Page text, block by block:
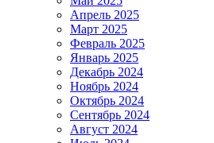
Апрель 2025
Март 2025
Февраль 2025
Январь 2025
Декабрь 2024
Ноябрь 2024
Октябрь 2024
Сентябрь 2024
Август 2024